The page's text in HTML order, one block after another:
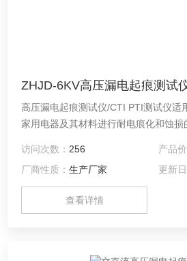
ZHJD-6KV高压漏电起痕测试
高压漏电起痕测试仪/CTI PTI测试仪适
家用电器及其材料进行耐电痕化和蚀损
化和蚀损的测量评定在严酷环境条件下
耐电痕化和蚀损等级。本设备依据国家
及 IEC60581：2022《评定在严酷环境
材料耐电痕化和蚀损的试验方法》
访问次数： 256 产品价
厂商性质：生产厂家 更新日
查看详情